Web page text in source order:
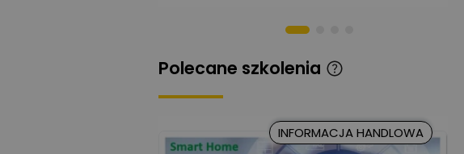
Piotr Muskała
Ekspert Prawnik
Polecane szkolenia
INFORMACJA HANDLOWA